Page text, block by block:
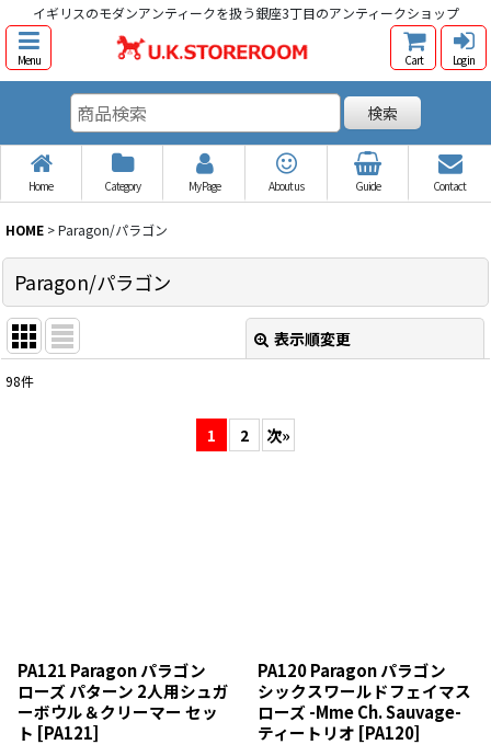
イギリスのモダンアンティークを扱う銀座3丁目のアンティークショップ
Menu Cart Log in
検索
Home Category My Page About us Guide Contact
HOME >Paragon/パラゴン
Paragon/パラゴン
表示順変更
98件
1 2 次»
PA121 Paragon パラゴン
ローズ パターン 2人用シュガ
ーボウル＆クリーマー セッ
ト [PA121]
PA120 Paragon パラゴン
シックスワールドフェイマス
ローズ -Mme Ch. Sauvage-
ティートリオ [PA120]